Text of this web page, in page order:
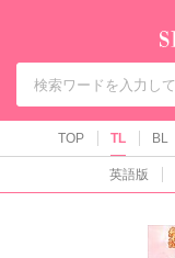
TOP TL BL
英語版